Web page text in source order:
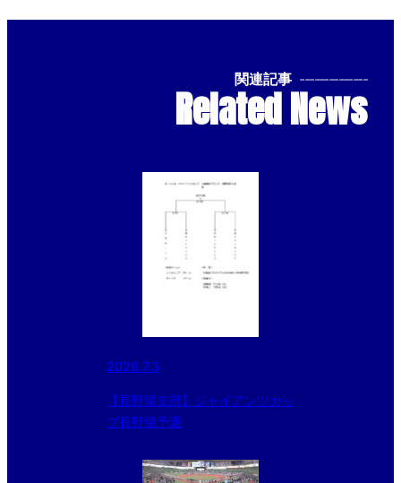
関連記事 --------------
Related News
2026.7.3
【長野県支部】ジャイアンツカッ
プ長野県予選